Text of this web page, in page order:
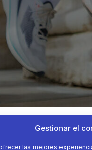
Gestionar el
las mejores